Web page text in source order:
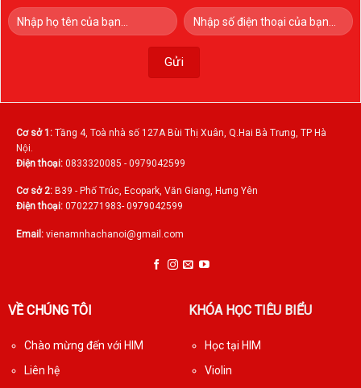
Cơ sở 1: Tầng 4, Toà nhà số 127A Bùi Thị Xuân, Q.Hai Bà Trưng, TP Hà
Nội.
Điện thoại: 0833320085 - 0979042599
Cơ sở 2: B39 - Phố Trúc, Ecopark, Văn Giang, Hưng Yên
Điện thoại: 0702271983- 0979042599
Email: vienamnhachanoi@gmail.com
VỀ CHÚNG TÔI
Chào mừng đến với HIM
Liên hệ
KHÓA HỌC TIÊU BIỂU
Học tại HIM
Violin